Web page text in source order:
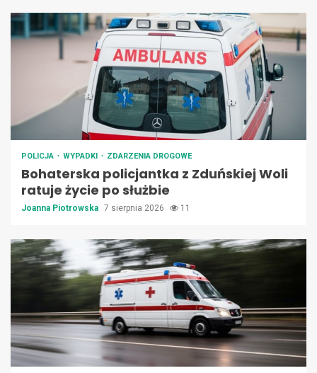
POLICJA WYPADKI ZDARZENIA DROGOWE
Bohaterska policjantka z Zduńskiej Woli
ratuje życie po służbie
Joanna Piotrowska 7 sierpnia 2026 11